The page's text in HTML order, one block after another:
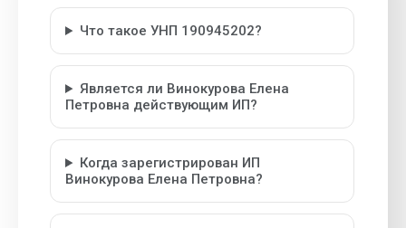
Что такое УНП 190945202?
Является ли Винокурова Елена
Петровна действующим ИП?
Когда зарегистрирован ИП
Винокурова Елена Петровна?